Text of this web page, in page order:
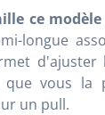
ce
longue
que vous la
un pull.